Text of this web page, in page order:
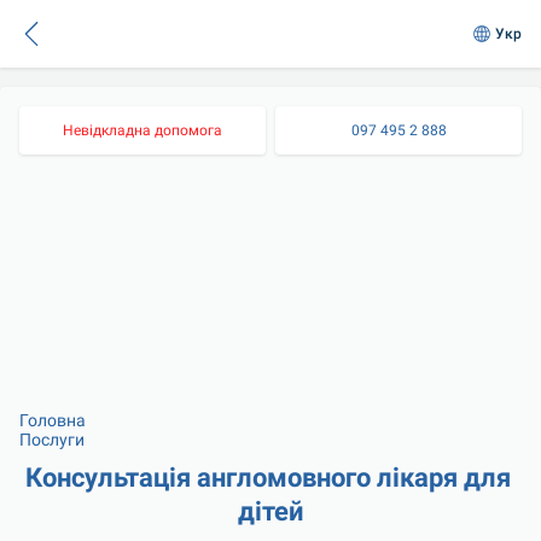
Укр
Невідкладна допомога 097 495 2 888
Головна
Послуги
Консультація англомовного лікаря для
дітей